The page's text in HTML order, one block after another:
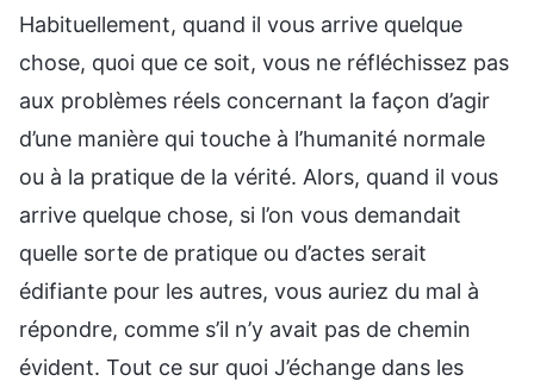
Habituellement, quand il vous arrive quelque
chose, quoi que ce soit, vous ne réfléchissez pas
aux problèmes réels concernant la façon d’agir
d’une manière qui touche à l’humanité normale
ou à la pratique de la vérité. Alors, quand il vous
arrive quelque chose, si l’on vous demandait
quelle sorte de pratique ou d’actes serait
édifiante pour les autres, vous auriez du mal à
répondre, comme s’il n’y avait pas de chemin
évident. Tout ce sur quoi J’échange dans les